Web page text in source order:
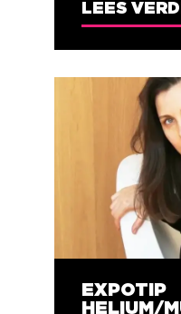
LEES
EXPOTIP
HELIUM/